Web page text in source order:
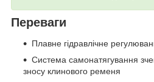
Переваги
Плавне гідравлічне
Система самонатягування
зносу клинового ременя